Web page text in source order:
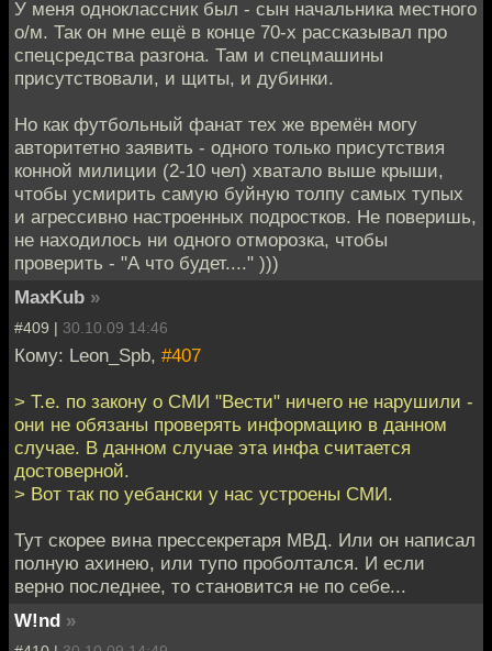
У меня одноклассник был - сын начальника местного
о/м. Так он мне ещё в конце 70-х рассказывал про
спецсредства разгона. Там и спецмашины
присутствовали, и щиты, и дубинки.
Но как футбольный фанат тех же времён могу
авторитетно заявить - одного только присутствия
конной милиции (2-10 чел) хватало выше крыши,
чтобы усмирить самую буйную толпу самых тупых
и агрессивно настроенных подростков. Не поверишь,
не находилось ни одного отморозка, чтобы
проверить - "А что будет...." )))
MaxKub »
#409 | 30.10.09 14:46
Кому: Leon_Spb, #407
> Т.е. по закону о СМИ "Вести" ничего не нарушили -
они не обязаны проверять информацию в данном
случае. В данном случае эта инфа считается
достоверной.
> Вот так по уебански у нас устроены СМИ.
Тут скорее вина прессекретаря МВД. Или он написал
полную ахинею, или тупо проболтался. И если
верно последнее, то становится не по себе...
W!nd »